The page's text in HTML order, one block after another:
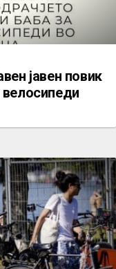
јавен повик
велосипеди